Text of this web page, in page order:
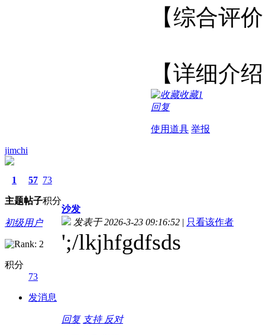
【综
【详细介
收藏1
回复
使用道具 举报
jimchi
1
主题
57
帖子
73
积分
初级用户
积分
73
发消息
沙发
发表于 2026-3-23 09:16:52 | 只看该作者
';/lkjhfgdfsds
回复 支持 反对